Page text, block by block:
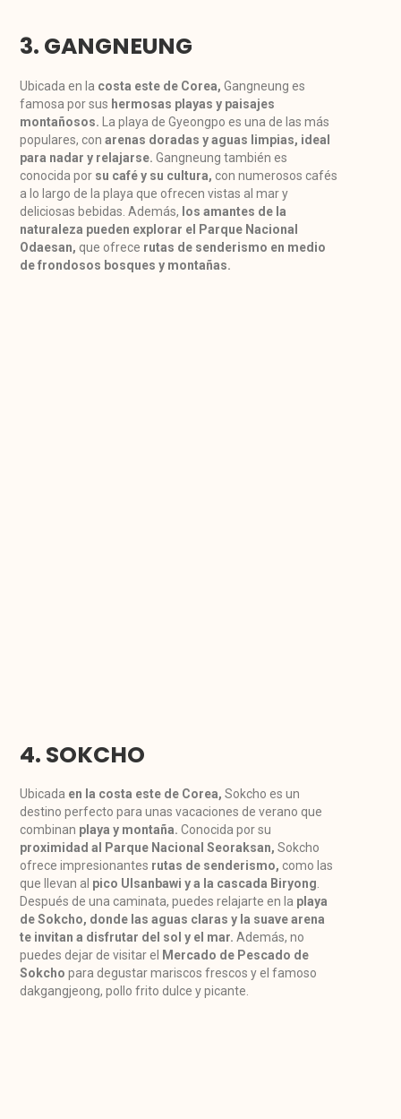
3. GANGNEUNG
Ubicada en la costa este de Corea, Gangneung es
famosa por sus hermosas playas y paisajes
montañosos. La playa de Gyeongpo es una de las más
populares, conarenas doradas y aguas limpias, ideal
para nadar y relajarse. Gangneung también es
conocida por su café y su cultura, con numerosos cafés
a lo largo de la playa que ofrecen vistas al mar y
deliciosas bebidas. Además, los amantes de la
naturaleza pueden explorar el Parque Nacional
Odaesan, que ofrece rutas de senderismo en medio
de frondosos bosques y montañas.
4. SOKCHO
Ubicada en la costa este de Corea, Sokcho es un
destino perfecto para unas vacaciones de verano que
combinan playa y montaña. Conocida por su
proximidad al Parque Nacional Seoraksan, Sokcho
ofrece impresionantes rutas de senderismo, como las
que llevan al pico Ulsanbawi y a la cascada Biryong.
Después de una caminata, puedes relajarte en la playa
de Sokcho, donde las aguas claras y la suave arena
te invitan a disfrutar del sol y el mar. Además, no
puedes dejar de visitar el
Mercado de Pescado de
Sokcho para degustar mariscos frescos y el famoso
dakgangjeong, pollo frito dulce y picante.